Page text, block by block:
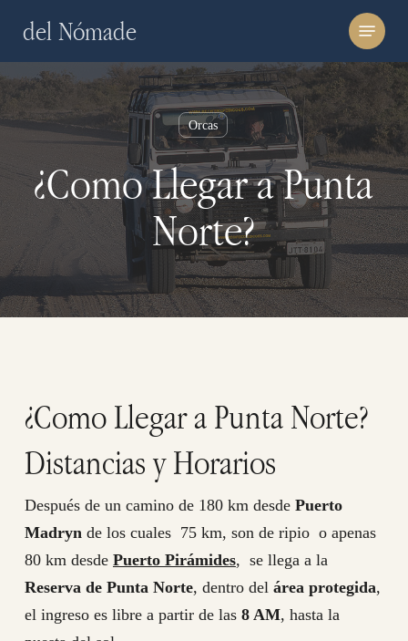
content
del Nómade Menu
Orcas
¿Como Llegar a Punta
Norte?
¿Como Llegar a Punta Norte?
Distancias y Horarios
Después de un camino de 180 km desde Puerto
Madrynde los cuales 75 km, son de ripio o apenas
80 km desde Puerto Pirámides, se llega a la
Reserva de Punta Norte, dentro del área protegida,
el ingreso es libre a partir de las 8 AM, hasta la